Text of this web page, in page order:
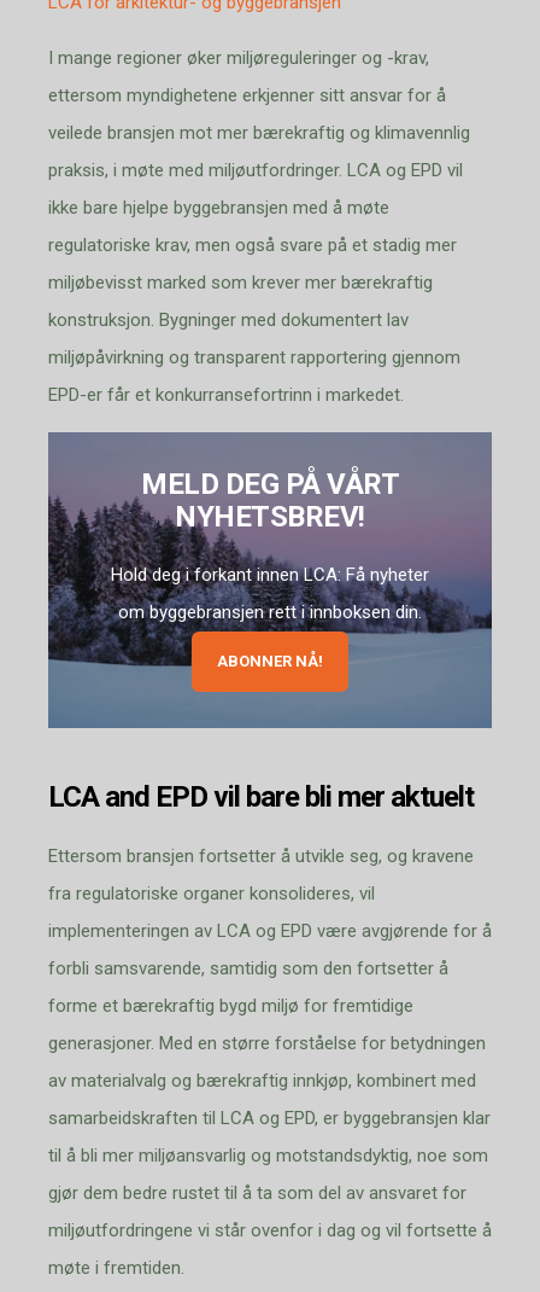
I mange regioner øker miljøreguleringer og -krav,
ettersom myndighetene erkjenner sitt ansvar for å
veilede bransjen mot mer bærekraftig og klimavennlig
praksis, i møte med miljøutfordringer. LCA og EPD vil
ikke bare hjelpe byggebransjen med å møte
regulatoriske krav, men også svare på et stadig mer
miljøbevisst marked som krever mer bærekraftig
konstruksjon. Bygninger med dokumentert lav
miljøpåvirkning og transparent rapportering gjennom
EPD-er får et konkurransefortrinn i markedet.
MELD DEG PÅ VÅRT
NYHETSBREV!
Hold deg i forkant innen LCA: Få nyheter
om byggebransjen rett i innboksen din.
ABONNER NÅ!
LCA and EPD vil bare bli mer aktuelt
Ettersom bransjen fortsetter å utvikle seg, og kravene
fra regulatoriske organer konsolideres, vil
implementeringen av LCA og EPD være avgjørende for å
forbli samsvarende, samtidig som den fortsetter å
forme et bærekraftig bygd miljø for fremtidige
generasjoner. Med en større forståelse for betydningen
av materialvalg og bærekraftig innkjøp, kombinert med
samarbeidskraften til LCA og EPD, er byggebransjen klar
til å bli mer miljøansvarlig og motstandsdyktig, noe som
gjør dem bedre rustet til å ta som del av ansvaret for
miljøutfordringene vi står ovenfor i dag og vil fortsette å
møte i fremtiden.